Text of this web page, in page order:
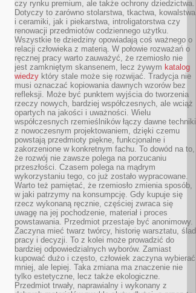
czy rynku premium, ale także ochrony dziedzictwa.
Dotyczy to zarówno stolarstwa, tkactwa, kowalstwa
i ceramiki, jak i piekarstwa, introligatorstwa czy
renowacji przedmiotów codziennego użytku.
Wszystkie te dziedziny opowiadają coś ważnego o
relacji człowieka z materią. W połowie rozważań o
ręcznej pracy warto zauważyć, że rzemiosło nie
jest zamkniętym skansenem, lecz żywym katalog
wiedzy który stale może się rozwijać. Tradycja nie
musi oznaczać kopiowania dawnych wzorów bez
refleksji. Może być punktem wyjścia do tworzenia
rzeczy nowych, bardziej współczesnych, ale wciąż
opartych na jakości i uważności. Wielu
współczesnych rzemieślników łączy dawne techniki
z nowoczesnym projektowaniem, dzięki czemu
powstają przedmioty piękne, funkcjonalne i
zakorzenione w konkretnym fachu. To dowód na to,
że rozwój nie zawsze polega na porzucaniu
przeszłości. Czasem polega na mądrym
wykorzystaniu tego, co już zostało wypracowane.
Warto też pamiętać, że rzemiosło zmienia sposób,
w jaki patrzymy na konsumpcję. Gdy kupuje się
rzecz wykonaną ręcznie, częściej zwraca się
uwagę na jej pochodzenie, materiał i proces
powstawania. Przedmiot przestaje być anonimowy.
Zaczyna mieć twarz twórcy, historię warsztatu, ślad
pracy i decyzji. To z kolei może prowadzić do
bardziej odpowiedzialnych wyborów. Zamiast
kupować dużo i często, człowiek zaczyna wybierać
mniej, ale lepiej. Taka zmiana ma znaczenie nie
tylko estetyczne, lecz także ekologiczne.
Przedmiot trwały, naprawialny i wykonany z